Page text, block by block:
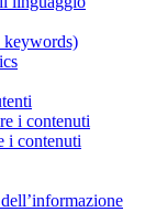
keywords)
i contenuti
i contenuti